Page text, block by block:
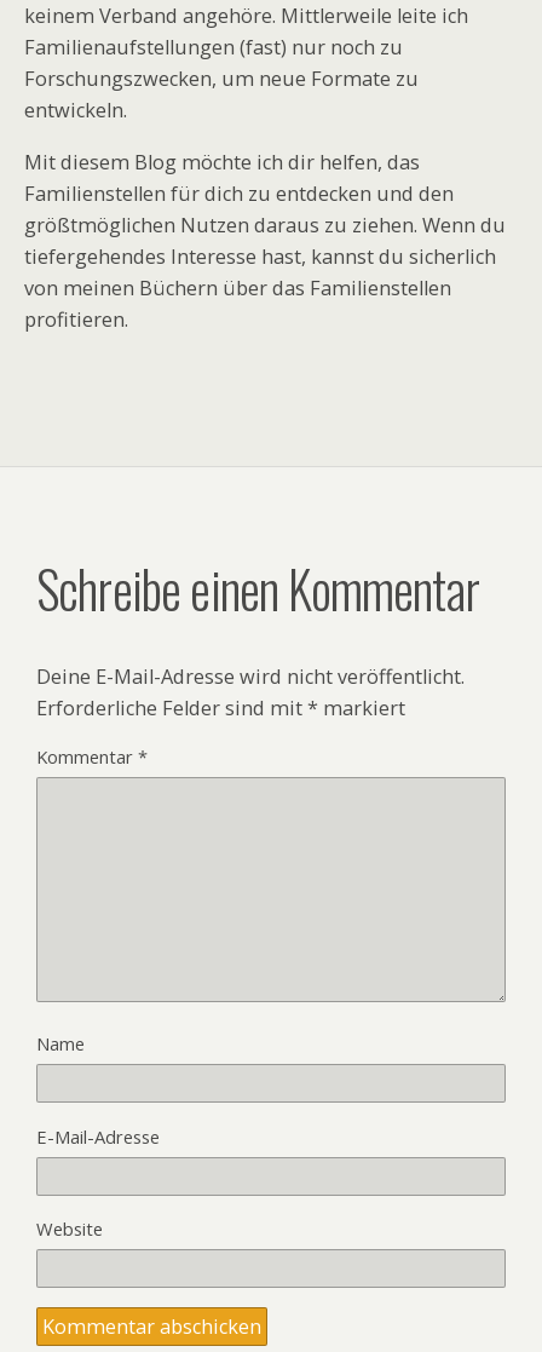
keinem Verband angehöre. Mittlerweile leite ich
Familienaufstellungen (fast) nur noch zu
Forschungszwecken, um neue Formate zu
entwickeln.
Mit diesem Blog möchte ich dir helfen, das
Familienstellen für dich zu entdecken und den
größtmöglichen Nutzen daraus zu ziehen. Wenn du
tiefergehendes Interesse hast, kannst du sicherlich
von meinen Büchern über das Familienstellen
profitieren.
Schreibe einen Kommentar
Deine E-Mail-Adresse wird nicht veröffentlicht.
Erforderliche Felder sind mit* markiert
Kommentar *
Name
E-Mail-Adresse
Website